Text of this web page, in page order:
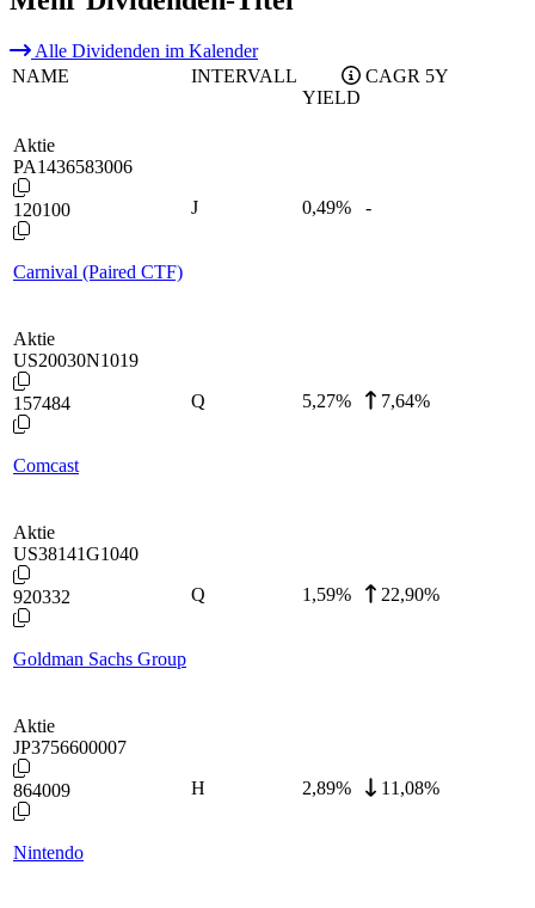
Alle Dividenden im Kalender
NAME
INTERVALL
YIELD
CAGR 5Y
Aktie
PA1436583006
120100
Carnival (Paired CTF)
J 0,49% -
Aktie
US20030N1019
157484
Comcast
Q 5,27% 7,64%
Aktie
US38141G1040
920332
Goldman Sachs Group
Q 1,59% 22,90%
Aktie
JP3756600007
864009
Nintendo
H 2,89% 11,08%